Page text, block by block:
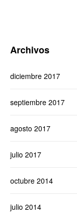
Archivos
diciembre 2017
septiembre 2017
agosto 2017
julio 2017
octubre 2014
julio 2014